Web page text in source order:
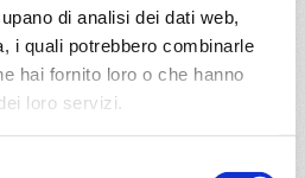
di analisi dei dati web,
i quali potrebbero combinarle
hai fornito loro o che hanno
loro servizi.
€ 480
DETTAGLI